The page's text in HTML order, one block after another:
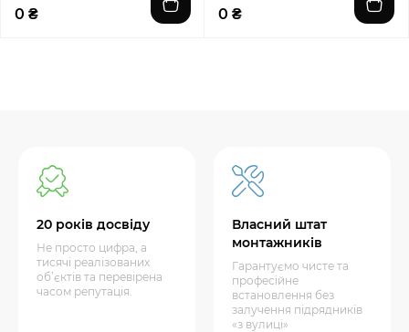
0 ₴ 0 ₴
20 років досвіду
Не просто цифра, а
тисячі реалізованих
об’єктів та перевірена
часом репутація.
Власний штат
монтажників
Гарантуємо чисте та
професійне
встановлення без
залучення підрядників
«з вулиці»